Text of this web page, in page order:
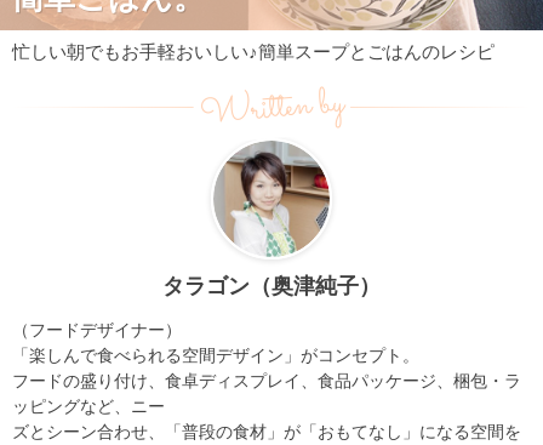
忙しい朝でもお手軽おいしい♪簡単スープとごはんのレシピ
Written by
タラゴン（奥津純子）
（フードデザイナー）
「楽しんで食べられる空間デザイン」がコンセプト。
フードの盛り付け、食卓ディスプレイ、食品パッケージ、梱包・ラ
ッピングなど、ニー
ズとシーン合わせ、「普段の食材」が「おもてなし」になる空間を